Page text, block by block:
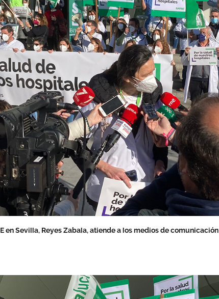
en Sevilla, Reyes Zabala, atiende a los medios de comunicación